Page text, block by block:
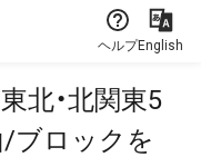
ヘルプEnglish
北・北関東5
ブロックを